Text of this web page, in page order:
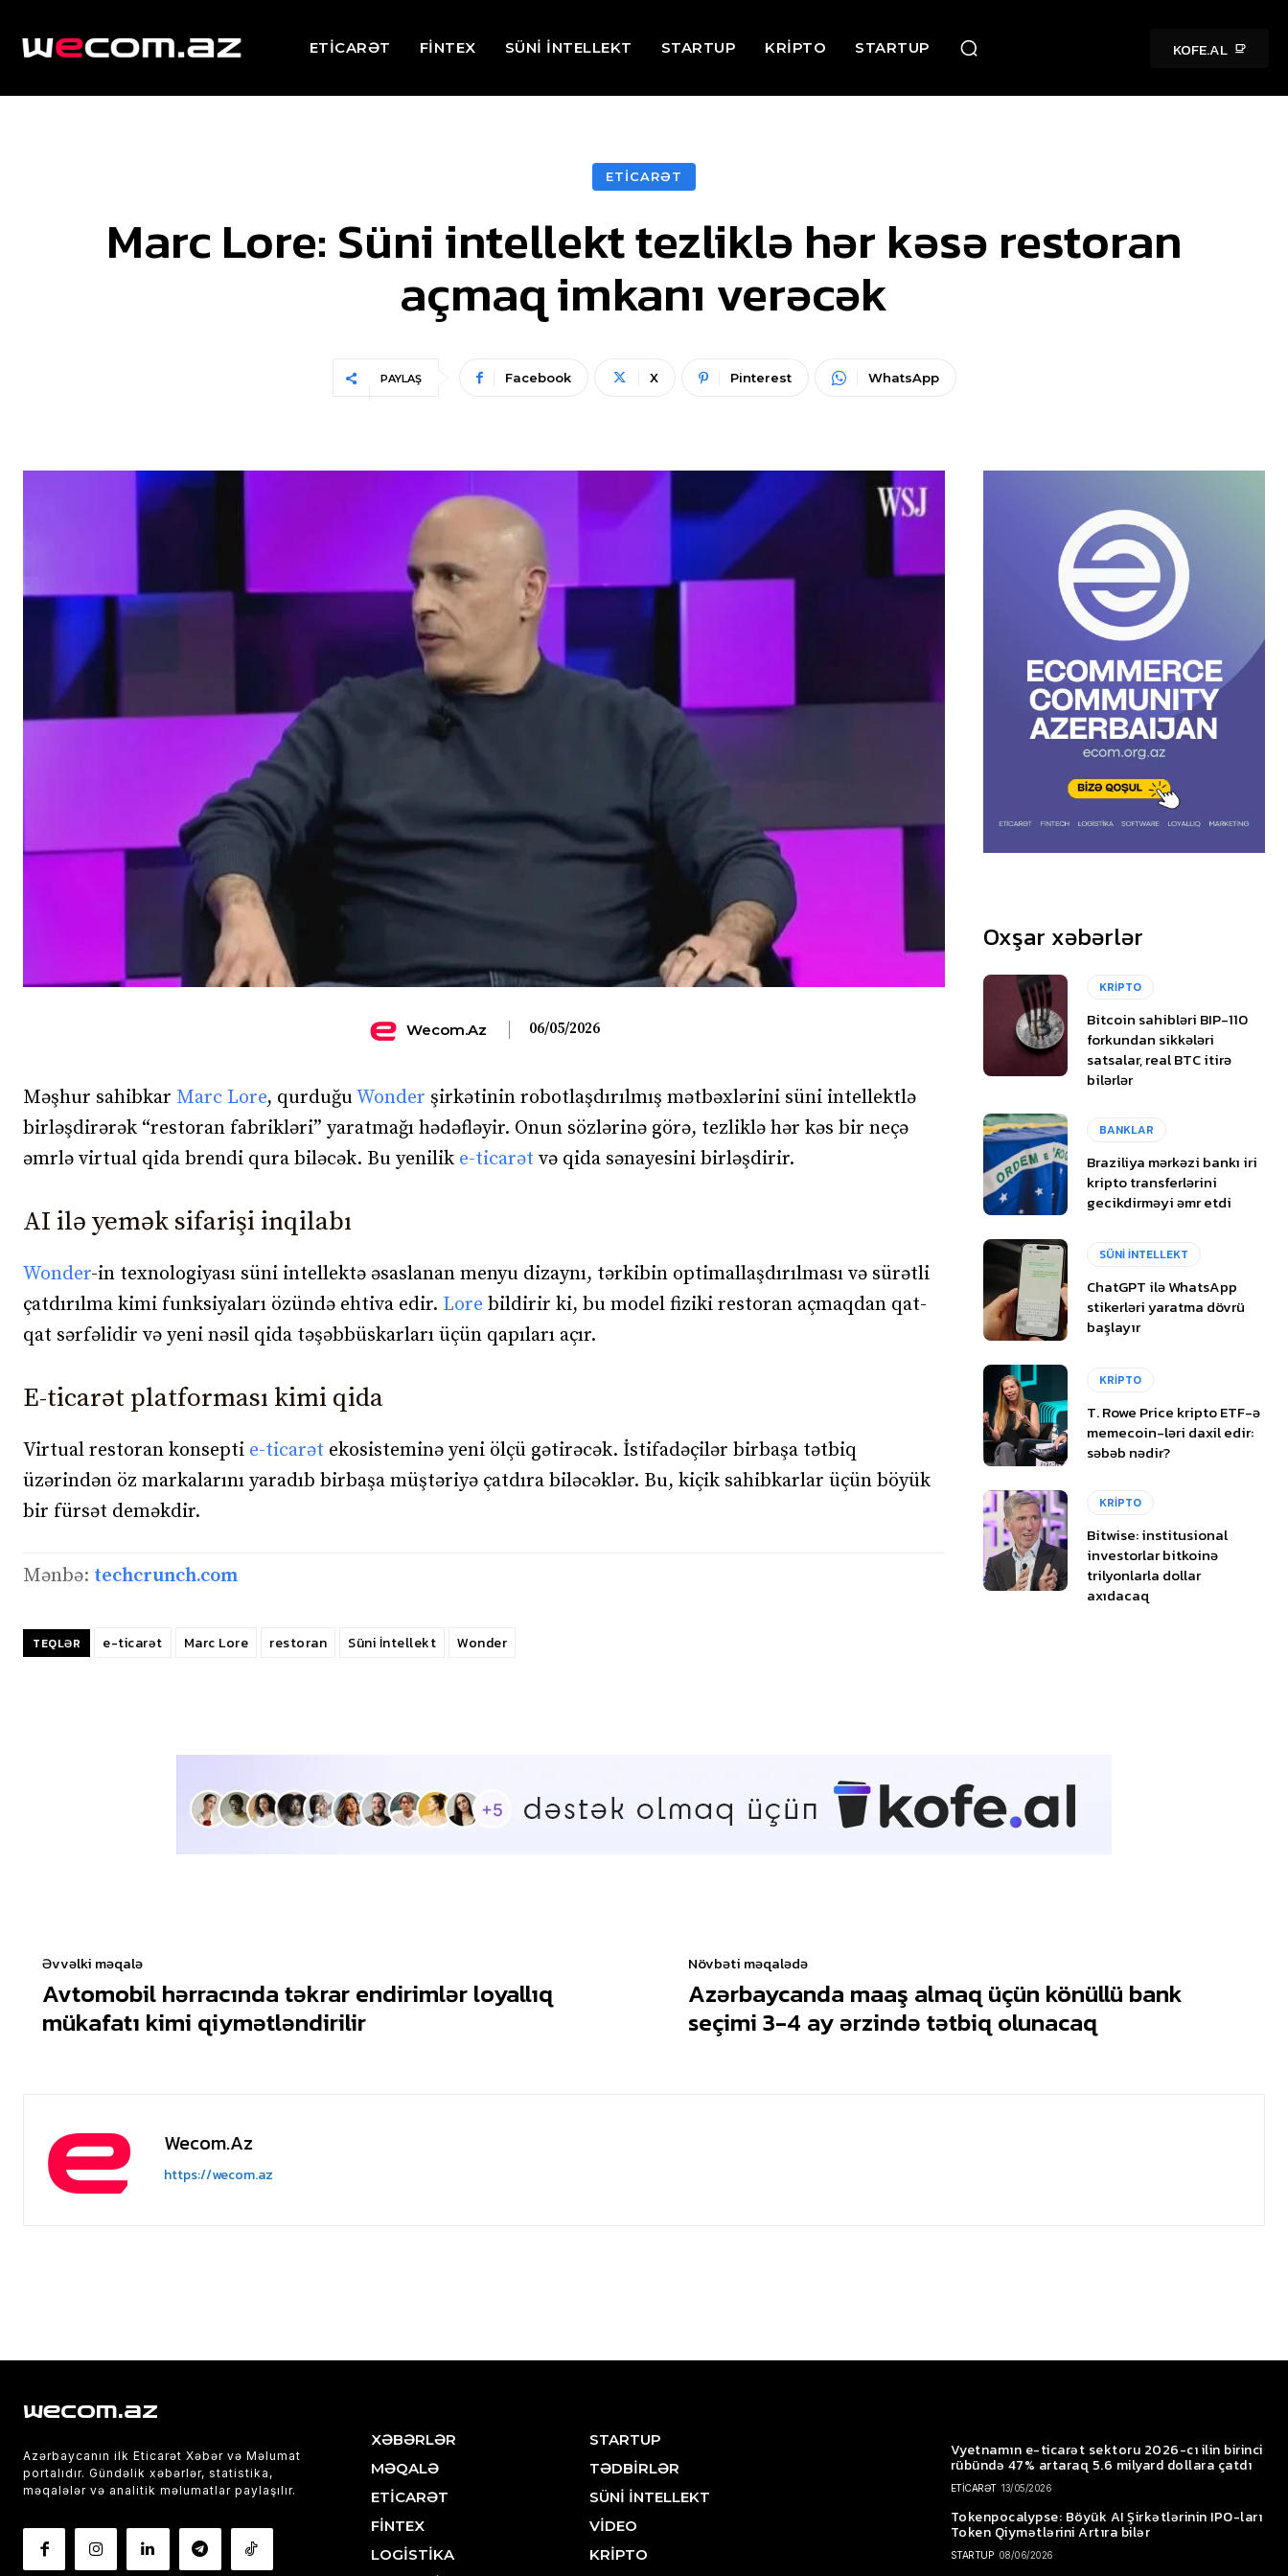
ETİCARƏT FİNTEX SÜNİ İNTELLEKT STARTUP KRİPTO STARTUP KOFE.AL
ETİCARƏT
Marc Lore: Süni intellekt tezliklə hər kəsə restoran
açmaq imkanı verəcək
PAYLAŞ Facebook X Pinterest WhatsApp
Wecom.az 06/05/2026
Məşhur sahibkar Marc Lore, qurduğuWonder şirkətinin robotlaşdırılmış mətbəxlərini süni intellektlə
birləşdirərək “restoran fabrikləri” yaratmağı hədəfləyir. Onun sözlərinə görə, tezliklə hər kəs bir neçə
əmrlə virtual qida brendi qura biləcək. Bu yenilik e-ticarət və qida sənayesini birləşdirir.
AI ilə yemək sifarişi inqilabı
Wonder-in texnologiyası süni intellektə əsaslanan menyu dizaynı, tərkibin optimallaşdırılması və sürətli
çatdırılma kimi funksiyaları özündə ehtiva edir. Lore bildirir ki, bu model fiziki restoran açmaqdan qat-
qat sərfəlidir və yeni nəsil qida təşəbbüskarları üçün qapıları açır.
E-ticarət platforması kimi qida
Virtual restoran konsepti e-ticarət ekosisteminə yeni ölçü gətirəcək. İstifadəçilər birbaşa tətbiq
üzərindən öz markalarını yaradıb birbaşa müştəriyə çatdıra biləcəklər. Bu, kiçik sahibkarlar üçün böyük
bir fürsət deməkdir.
Mənbə: techcrunch.com
TEQLƏR e-ticarət Marc Lore restoran Süni İntellekt Wonder
Oxşar xəbərlər
KRİPTO
Bitcoin sahibləri BIP-110
forkundan sikkələri
satsalar, real BTC itirə
bilərlər
BANKLAR
Braziliya mərkəzi bankı iri
kripto transferlərini
gecikdirməyi əmr etdi
SÜNİ İNTELLEKT
ChatGPT ilə WhatsApp
stikerləri yaratma dövrü
başlayır
KRİPTO
T. Rowe Price kripto ETF-ə
memecoin-ləri daxil edir:
səbəb nədir?
KRİPTO
Bitwise: institusional
investorlar bitkoinə
trilyonlarla dollar
axıdacaq
Əvvəlki məqalə
Avtomobil hərracında təkrar endirimlər loyallıq
mükafatı kimi qiymətləndirilir
Növbəti məqalədə
Azərbaycanda maaş almaq üçün könüllü bank
seçimi 3-4 ay ərzində tətbiq olunacaq
Wecom.az
https://wecom.az
wecom.az
Azərbaycanın ilk Eticarət Xəbər və Məlumat
portalıdır. Gündəlik xəbərlər, statistika,
məqalələr və analitik məlumatlar paylaşılır.
XƏBƏRLƏR
MƏQALƏ
ETİCARƏT
FİNTEX
LOGİSTİKA
STARTUP
TƏDBİRLƏR
SÜNİ İNTELLEKT
VİDEO
KRİPTO
Vyetnamın e-ticarət sektoru 2026-cı ilin birinci
rübündə 47% artaraq 5.6 milyard dollara çatdı
ETİCARƏT 13/05/2026
Tokenpocalypse: Böyük AI Şirkətlərinin IPO-ları
Token Qiymətlərini Artıra bilər
STARTUP 08/06/2026